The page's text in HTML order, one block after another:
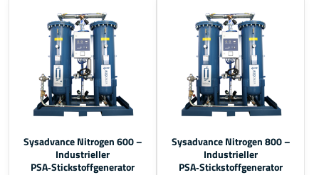
Elektronikfertigung.
Elektronikfertigung.
Sysadvance Nitrogen 600 –
Industrieller
PSA‑Stickstoffgenerator
Sysadvance Nitrogen 800 –
Industrieller
PSA‑Stickstoffgenerator